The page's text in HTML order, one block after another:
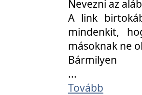
Nevezni az
A link
mindenkit,
másoknak ne
Bármilyen
...
Tovább